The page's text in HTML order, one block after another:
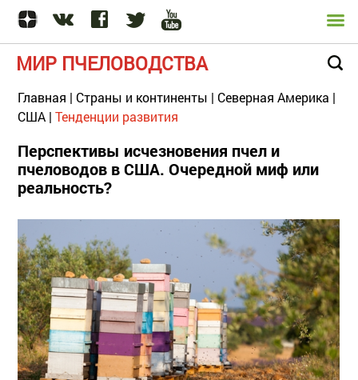
МИР ПЧЕЛОВОДСТВА
Главная | Страны и континенты | Северная Америка |
США | Тенденции развития
Перспективы исчезновения пчел и
пчеловодов в США. Очередной миф или
реальность?